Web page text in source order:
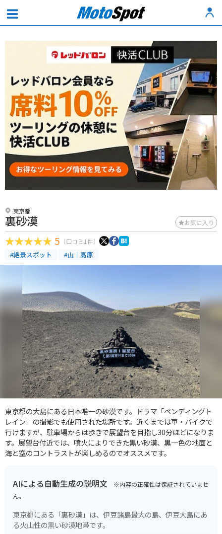
東京都
裏砂漠 お気に入り
5 （口コミ1件）
#絶景スポット #山｜高原
東京都の大島にある日本唯一の砂漠です。ドラマ「ペンディングト
レイン」の撮影でも使用された場所です。近くまでは車・バイクで
行けますが、駐車場からは歩きで展望台を目指し30分ほどになりま
す。展望台付近では、噴火によりできた黒い砂漠、黒一色の地面と
海と空のコントラストが楽しめるのでオススメです。
AIによる自動生成の説明文 ※内容の正確性は保証されていませ
ん。
東京都にある「裏砂漠」は、伊豆諸島最大の島、伊豆大島にあ
る火山性の黒い砂漠地帯です。